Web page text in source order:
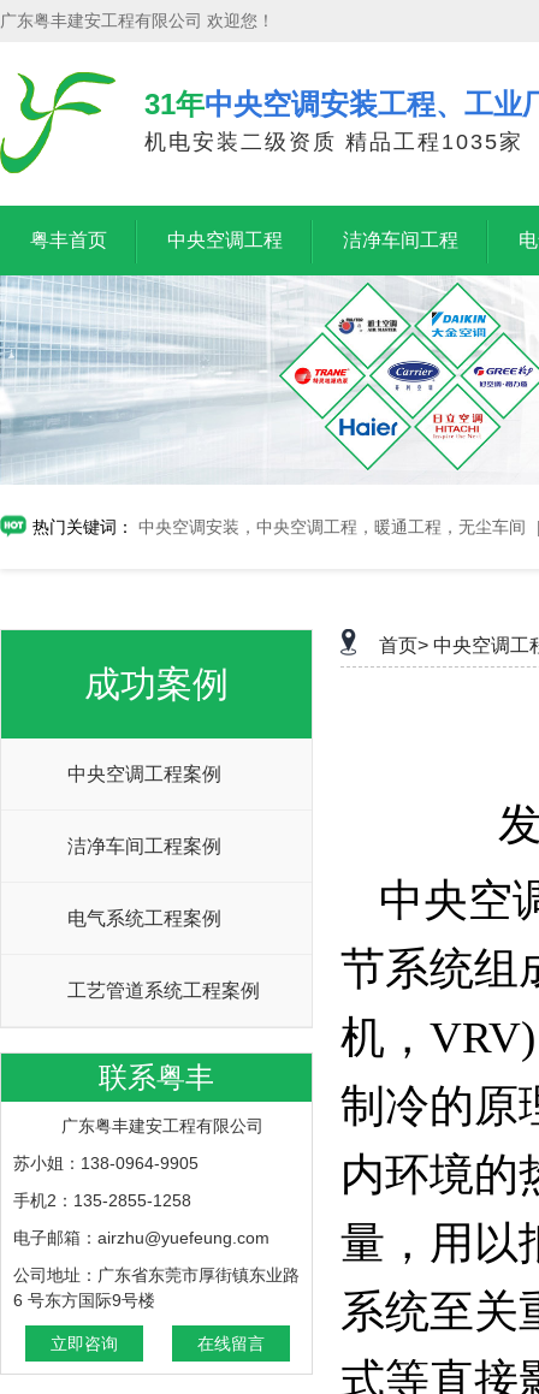
广东粤丰建安工程有限公司 欢迎您！
31年中央空调安装工程、工业
机电安装二级资质 精品工程1035家
粤丰首页 中央空调工程 洁净车间工程
热门关键词： 中央空调安装，中央空调工程，暖通工程，无尘车间
成功案例
中央空调工程案例
洁净车间工程案例
电气系统工程案例
工艺管道系统工程案例
联系粤丰
广东粤丰建安工程有限公司
苏小姐：138-0964-9905
手机2：135-2855-1258
电子邮箱：airzhu@yuefeung.com
公司地址：广东省东莞市厚街镇东业路
6 号东方国际9号楼
立即咨询 在线留言
首页> 中央空调工
中央空
节系统组
机，
制冷的原
内环境的
量，用以
系统至关
式等直接